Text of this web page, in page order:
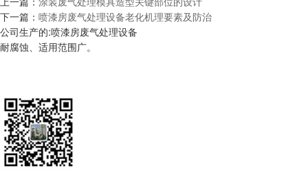
下一篇： 喷漆房废气处理设备老化机理要素及防治
公司生产的:喷漆房废气处理设备
耐腐蚀、适用范围广。